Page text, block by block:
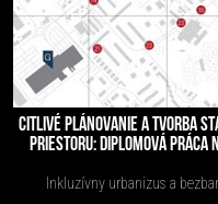
CITLIVÉ PLÁNOVANIE A TVORBA
PRIESTORU: DIPLOMOVÁ PRÁCA
Inkluzívny urbanizus a